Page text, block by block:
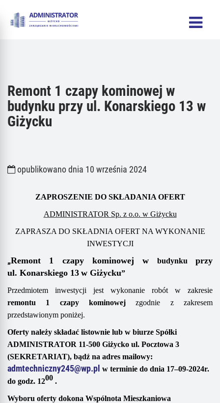
Remont 1 czapy kominowej w
budynku przy ul. Konarskiego 13 w
Giżycku
opublikowano dnia 10 września 2024
ZAPROSZENIE DO SKŁADANIA OFERT
ADMINISTRATOR Sp. z o.o. w Giżycku
ZAPRASZA DO SKŁADNIA OFERT NA WYKONANIE
INWESTYCJI
„Remont 1 czapy kominowej w budynku
przy
ul. Konarskiego 13 w Giżycku”
Przedmiotem inwestycji jest wykonanie robót w zakresie
remontu 1 czapy kominowej zgodnie zzakresem
przedstawionym poniżej.
Oferty należy składać listownie lub w biurze Spółki
ADMINISTRATOR 11-500 Giżycko ul. Pocztowa 3
(SEKRETARIAT), bądź na adres mailowy:
admtechniczny245@wp.pl w terminie do dnia 17–09-2024r.
do godz. 1200 .
Wyboru oferty dokona Wspólnota Mieszkaniowa